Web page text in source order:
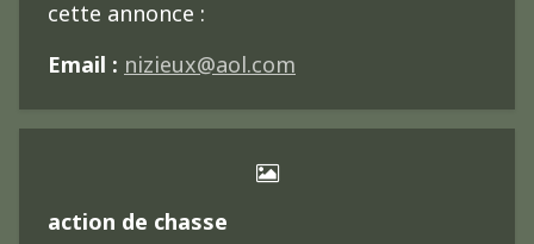
cette annonce :
Email : nizieux@aol.com
action de chasse